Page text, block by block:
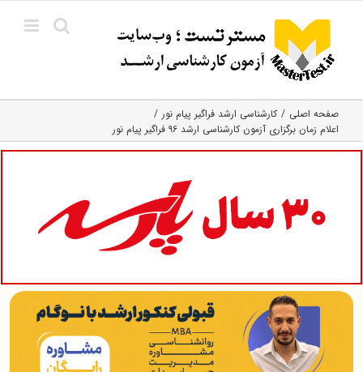
content
صفحه اصلی
کارشناسی ارشد فراگیر پیام نور
اعلام زمان برگزاری آزمون کارشناسی ارشد ۹۶ فراگیر پیام نور